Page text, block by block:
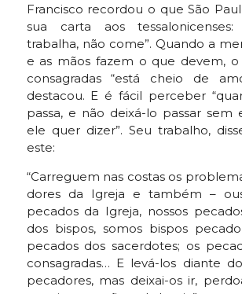
Francisco recordou o que São
sua carta aos
trabalha, não come”. Quando a
e as mãos fazem o que devem,
consagradas “está cheio de
destacou. E é fácil perceber
passa, e não deixá-lo passar sem
ele quer dizer”. Seu trabalho,
este:
“Carreguem nas costas os
dores da Igreja e também –
pecados da Igreja, nossos
dos bispos, somos bispos
pecados dos sacerdotes; os
consagradas… E levá-los diante do
pecadores, mas deixai-os ir,